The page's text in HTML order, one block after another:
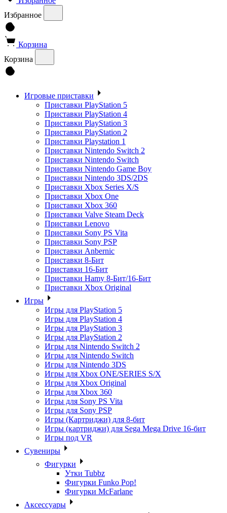
Избранное
Корзина
Корзина
Игровые приставки
Приставки PlayStation 5
Приставки PlayStation 4
Приставки PlayStation 3
Приставки PlayStation 2
Приставки Playstation 1
Приставки Nintendo Switch 2
Приставки Nintendo Switch
Приставки Nintendo Game Boy
Приставки Nintendo 3DS/2DS
Приставки Xbox Series X/S
Приставки Xbox One
Приставки Xbox 360
Приставки Valve Steam Deck
Приставки Lenovo
Приставки Sony PS Vita
Приставки Sony PSP
Приставки Anbernic
Приставки 8-Бит
Приставки 16-Бит
Приставки Hamy 8-Бит/16-Бит
Приставки Xbox Original
Игры
Игры для PlayStation 5
Игры для PlayStation 4
Игры для PlayStation 3
Игры для PlayStation 2
Игры для Nintendo Switch 2
Игры для Nintendo Switch
Игры для Nintendo 3DS
Игры для Xbox ONE/SERIES S/X
Игры для Xbox Original
Игры для Xbox 360
Игры для Sony PS Vita
Игры для Sony PSP
Игры (Картриджи) для 8-бит
Игры (картриджи) для Sega Mega Drive 16-бит
Игры под VR
Сувениры
Фигурки
Утки Tubbz
Фигурки Funko Pop!
Фигурки McFarlane
Аксессуары